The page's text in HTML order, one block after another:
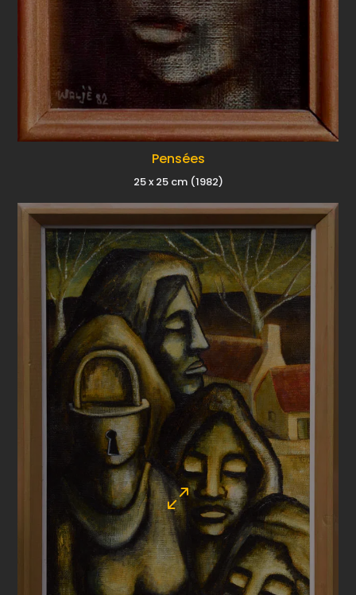
Pensées
25 x 25 cm (1982)